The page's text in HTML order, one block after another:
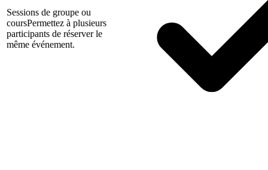
Sessions de groupe ou
coursPermettez à plusieurs
participants de réserver le
même événement.